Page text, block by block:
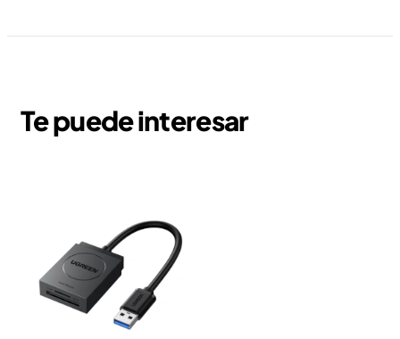
Te puede interesar